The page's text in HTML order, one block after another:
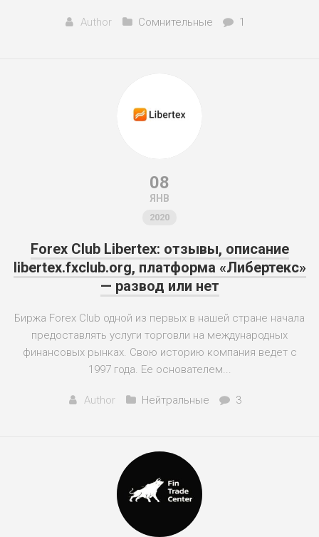
Author Сомнительные 1
08
ЯНВ
2020
Forex Club Libertex: отзывы, описание
libertex.fxclub.org, платформа «Либертекс»
— развод или нет
Биржа Forex Club одной из первых в нашей стране начала
предоставлять услуги торговли на международных
финансовых рынках. Свою историю компания ведет с
1997 года. Ее основателем...
Author Нейтральные 3